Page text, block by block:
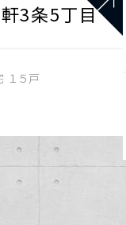
3条5丁目
５戸